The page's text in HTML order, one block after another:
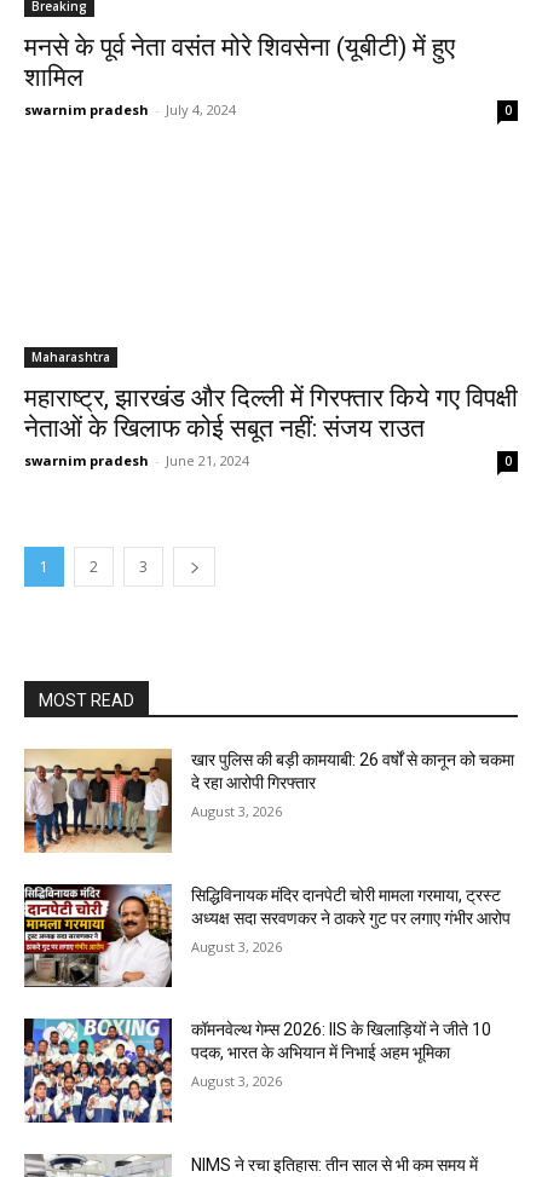
Breaking
मनसे के पूर्व नेता वसंत मोरे शिवसेना (यूबीटी) में हुए
शामिल
swarnim pradesh - July 4, 2024 0
Maharashtra
महाराष्ट्र, झारखंड और दिल्ली में गिरफ्तार किये गए विपक्षी
नेताओं के खिलाफ कोई सबूत नहीं: संजय राउत
swarnim pradesh - June 21, 2024 0
1 2 3
MOST READ
खार पुलिस की बड़ी कामयाबी: 26 वर्षों से कानून को चकमा
दे रहा आरोपी गिरफ्तार
August 3, 2026
सिद्धिविनायक मंदिर दानपेटी चोरी मामला गरमाया, ट्रस्ट
अध्यक्ष सदा सरवणकर ने ठाकरे गुट पर लगाए गंभीर आरोप
August 3, 2026
कॉमनवेल्थ गेम्स 2026: IIS के खिलाड़ियों ने जीते 10
पदक, भारत के अभियान में निभाई अहम भूमिका
August 3, 2026
NIMS ने रचा इतिहास: तीन साल से भी कम समय में